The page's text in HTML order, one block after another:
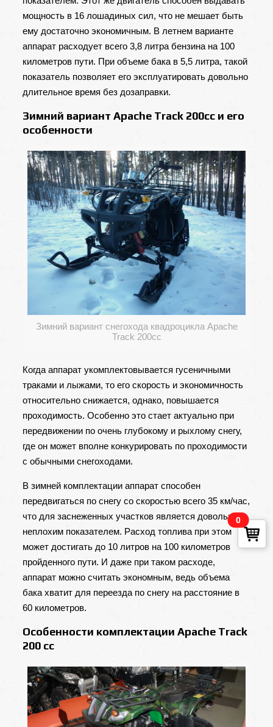
мощность в 16 лошадиных сил, что не мешает быть
ему достаточно экономичным. В летнем варианте
аппарат расходует всего 3,8 литра бензина на 100
километров пути. При объеме бака в 5,5 литра, такой
показатель позволяет его эксплуатировать довольно
длительное время без дозаправки.
Зимний вариант Apache Track 200cc и его
особенности
Зимний вариант снегохода квадроцикла Apache
Track 200cc
Когда аппарат укомплектовывается гусеничными
траками и лыжами, то его скорость и экономичность
относительно снижается, однако, повышается
проходимость. Особенно это стает актуально при
передвижении по очень глубокому и рыхлому снегу,
где он может вполне конкурировать по проходимости
с обычными снегоходами.
В зимней комплектации аппарат способен
передвигаться по снегу со скоростью всего 35 км/час,
что для заснеженных участков является довольно
неплохим показателем. Расход топлива при этом
может достигать до 10 литров на 100 километров
пройденного пути. И даже при таком расходе,
аппарат можно считать экономным, ведь объема
бака хватит для переезда по снегу на расстояние в
60 километров.
Особенности комплектации Apache Track
200 cc
0